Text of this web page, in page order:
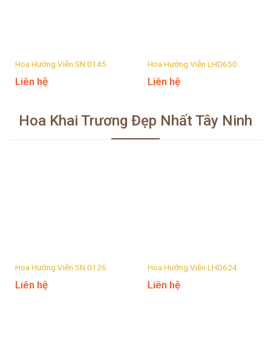
Hoa Hướng Viễn SN 0145
Liên hệ
Hoa Hướng Viễn LHD650
Liên hệ
Hoa Khai Trương Đẹp Nhất Tây Ninh
Hoa Hướng Viễn SN 0126
Liên hệ
Hoa Hướng Viễn LHD624
Liên hệ